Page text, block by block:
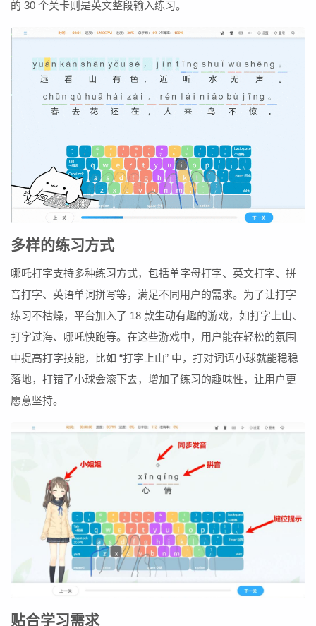
的 30 个关卡则是英文整段输入练习。
多样的练习方式
哪吒打字支持多种练习方式，包括单字母打字、英文打字、拼
音打字、英语单词拼写等，满足不同用户的需求。为了让打字
练习不枯燥，平台加入了 18 款生动有趣的游戏，如打字上山、
打字过海、哪吒快跑等。在这些游戏中，用户能在轻松的氛围
中提高打字技能，比如 “打字上山” 中，打对词语小球就能稳稳
落地，打错了小球会滚下去，增加了练习的趣味性，让用户更
愿意坚持。
贴合学习需求